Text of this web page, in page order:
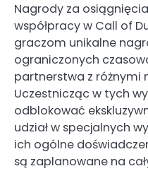
Nagrody za
współpracy w Call of
graczom unikalne
ograniczonych
partnerstwa z różnymi
Uczestnicząc w tych
odblokować
udział w specjalnych
ich ogólne
są zaplanowane na